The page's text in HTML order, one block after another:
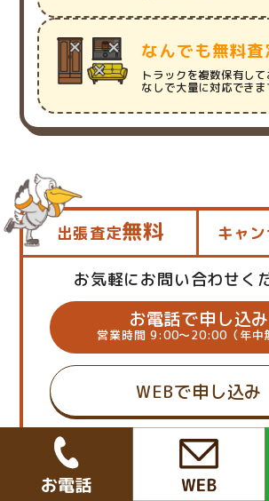
なんでも無料査
トラックを複数保有し
なしで大量に対応できま
出張査定無料 キャ
お気軽にお問い合わせく
お電話で申し込み
営業時間 9:00～20:00（年中
WEBで申し込み
LINEで申し込み